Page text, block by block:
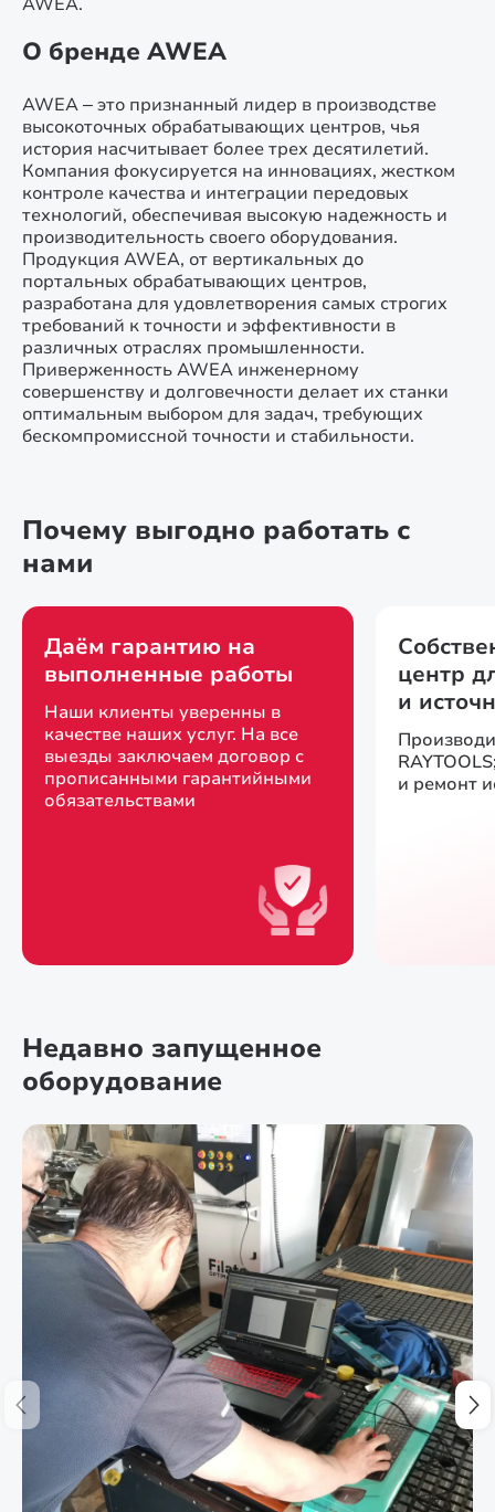
О бренде AWEA
AWEA – это признанный лидер в производстве
высокоточных обрабатывающих центров, чья
история насчитывает более трех десятилетий.
Компания фокусируется на инновациях, жестком
контроле качества и интеграции передовых
технологий, обеспечивая высокую надежность и
производительность своего оборудования.
Продукция AWEA, от вертикальных до
портальных обрабатывающих центров,
разработана для удовлетворения самых строгих
требований к точности и эффективности в
различных отраслях промышленности.
Приверженность AWEA инженерному
совершенству и долговечности делает их станки
оптимальным выбором для задач, требующих
бескомпромиссной точности и стабильности.
Почему выгодно работать с
нами
Даём гарантию на
выполненные работы
Наши клиенты уверенны в
качестве наших услуг. На все
выезды заключаем договор с
прописанными гарантийными
обязательствами
центр
и
и ремонт
Недавно запущенное
оборудование